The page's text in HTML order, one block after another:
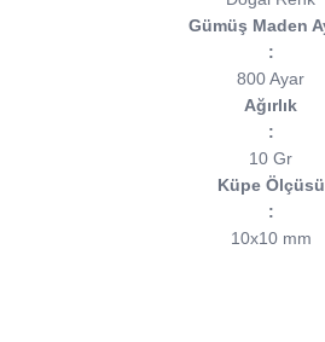
Gümüş Maden
:
800 Ayar
Ağırlık
:
10 Gr
Küpe Ölçüsü
:
10x10 mm